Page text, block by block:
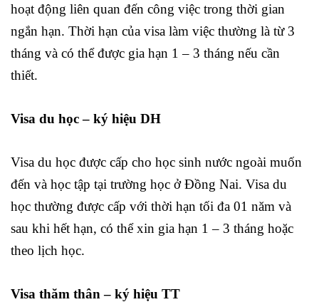
hoạt động liên quan đến công việc trong thời gian
ngắn hạn. Thời hạn của visa làm việc thường là từ 3
tháng và có thể được gia hạn 1 – 3 tháng nếu cần
thiết.
Visa du học – ký hiệu DH
Visa du học được cấp cho học sinh nước ngoài muốn
đến và học tập tại trường học ở Đồng Nai. Visa du
học thường được cấp với thời hạn tối đa 01 năm và
sau khi hết hạn, có thể xin gia hạn 1 – 3 tháng hoặc
theo lịch học.
Visa thăm thân – ký hiệu TT